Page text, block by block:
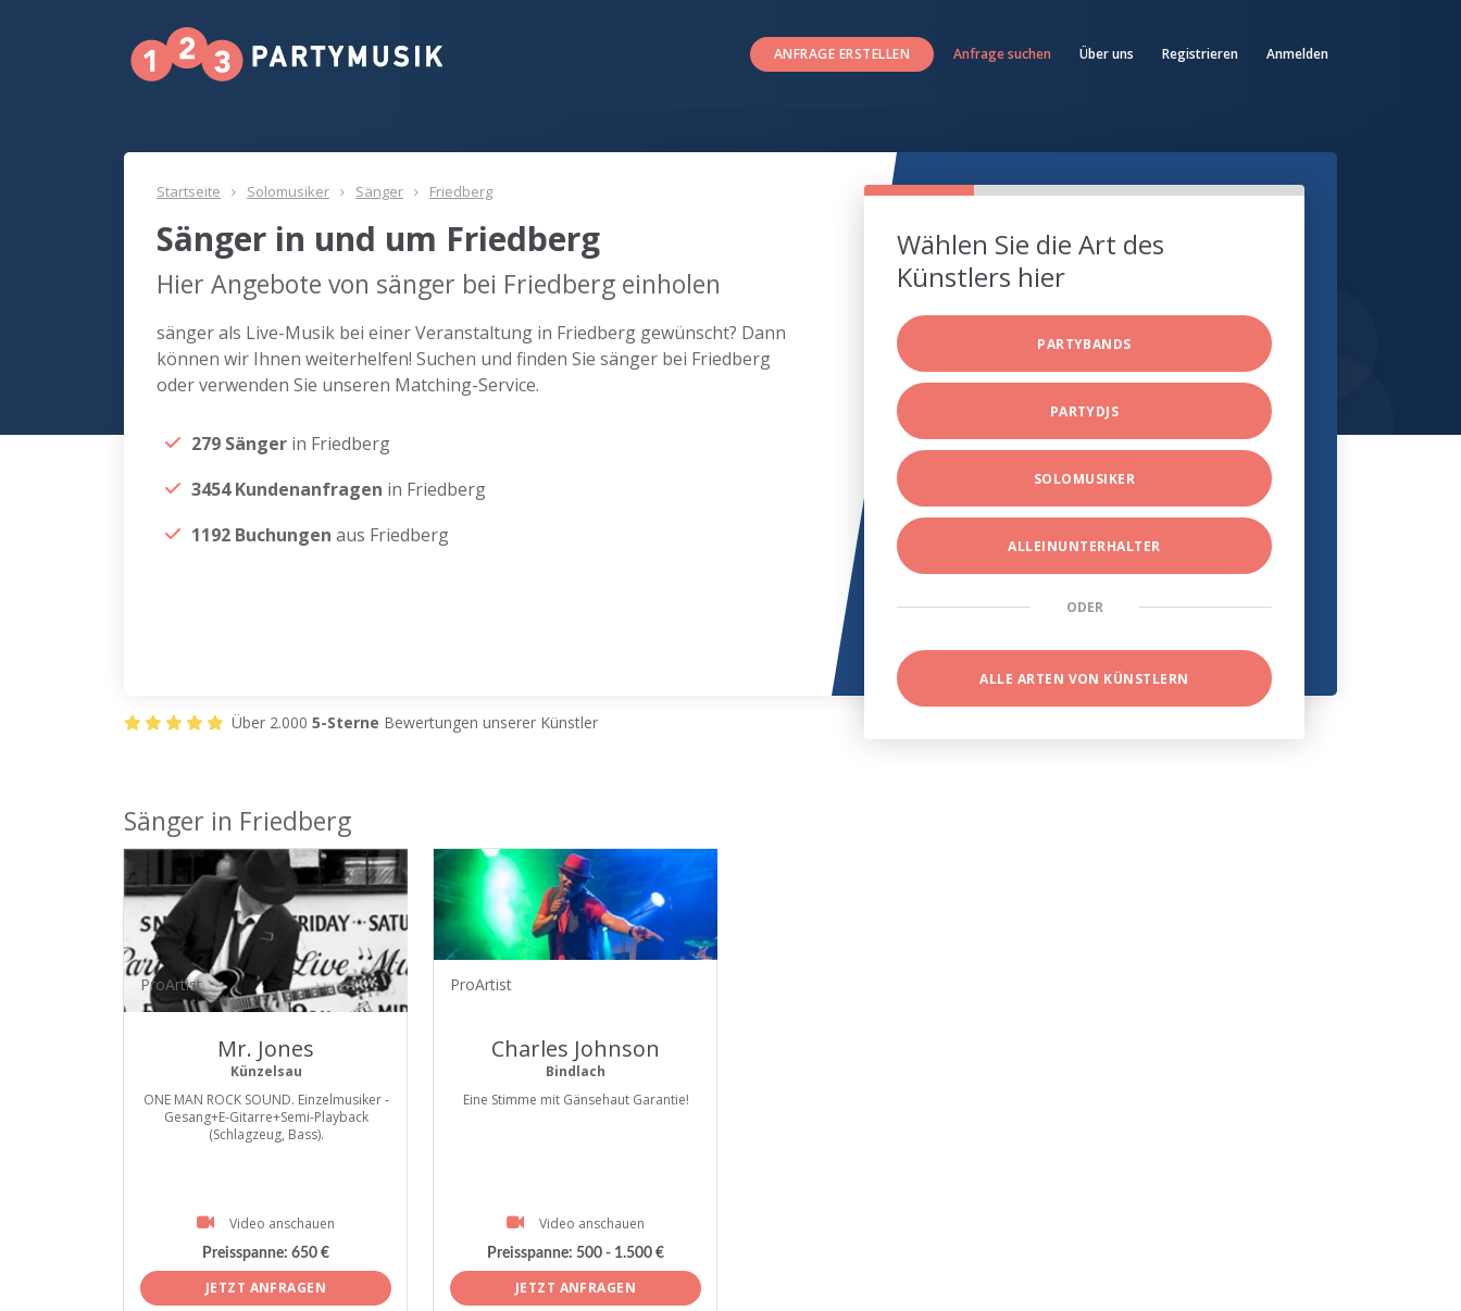
ANFRAGE ERSTELLEN Anfrage suchen Über uns Registrieren Anmelden
Startseite Solomusiker Sänger Friedberg
Sänger in und um Friedberg
Hier Angebote von sänger bei Friedberg einholen
sänger als Live-Musik bei einer Veranstaltung in Friedberg gewünscht? Dann
können wir Ihnen weiterhelfen! Suchen und finden Sie sänger bei Friedberg
oder verwenden Sie unseren Matching-Service.
279 Sänger in Friedberg
3454 Kundenanfragen in Friedberg
1192 Buchungen aus Friedberg
Wählen Sie die Art des
Künstlers hier
PARTYBANDS
PARTYDJS
SOLOMUSIKER
ALLEINUNTERHALTER
ODER
ALLE ARTEN VON KÜNSTLERN
Über 2.000 5-Sterne Bewertungen unserer Künstler
Sänger in Friedberg
ProArtist
Mr. Jones
Künzelsau
ONE MAN ROCK SOUND. Einzelmusiker -
Gesang+E-Gitarre+Semi-Playback
(Schlagzeug, Bass).
Video anschauen
Preisspanne: 650 €
JETZT ANFRAGEN
ProArtist
Charles Johnson
Bindlach
Eine Stimme mit Gänsehaut Garantie!
Video anschauen
Preisspanne: 500 - 1.500 €
JETZT ANFRAGEN